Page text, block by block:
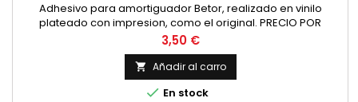
Adhesivo para amortiguador Betor, realizado en vinilo
plateado con impresion, como el original. PRECIO POR
UNIDAD
Precio
3,50 €
 Añadir al carro
 En stock